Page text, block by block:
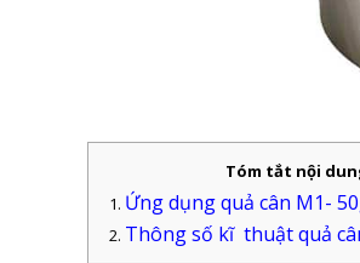
Tóm tắt nội
Ứng dụng quả cân M1-
Thông số kĩ thuật quả